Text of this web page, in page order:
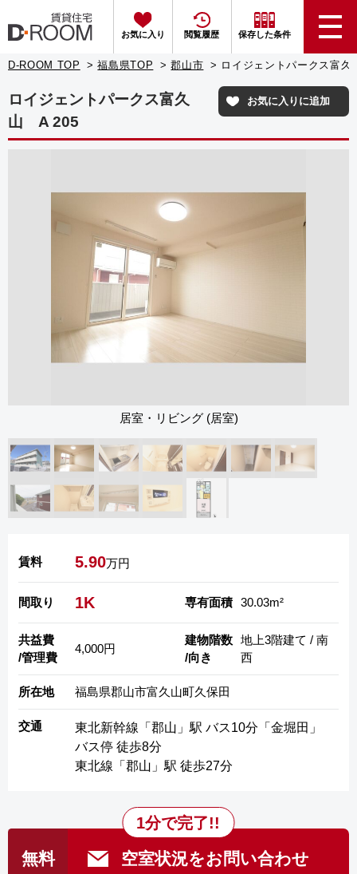
お気に入り 閲覧履歴 保存した条件
D-ROOM TOP 福島県TOP 郡山市 ロイジェントパークス富
ロイジェントパークス富久
山 A 205
お気に入りに追加
居室・リビング (居室)
賃料 5.90万円
間取り 1K
共益費
/管理費
4,000円
専有面積 30.03m²
建物階数
/向き
地上3階建て / 南
西
所在地 福島県郡山市富久山町久保田
交通
東北新幹線「郡山」駅 バス10分「金堀田」
バス停 徒歩8分
東北線「郡山」駅 徒歩27分
無料 空室状況をお問い合わせ
1分で完了!!